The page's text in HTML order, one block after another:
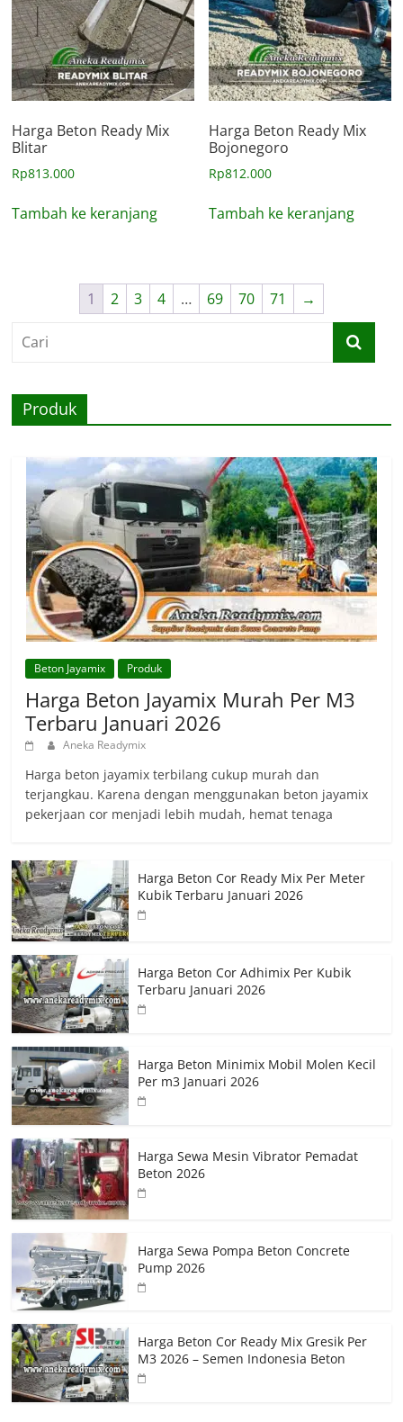
Harga Beton Ready Mix
Blitar
Rp813.000
Tambah ke keranjang
Harga Beton Ready Mix
Bojonegoro
Rp812.000
Tambah ke keranjang
1 2 3 4 … 69 70 71 →
Produk
Beton Jayamix Produk
Harga Beton Jayamix Murah Per M3
Terbaru Januari 2026
Aneka Readymix
Harga beton jayamix terbilang cukup murah dan
terjangkau. Karena dengan menggunakan beton jayamix
pekerjaan cor menjadi lebih mudah, hemat tenaga
Harga Beton Cor Ready Mix Per Meter
Kubik Terbaru Januari 2026
Harga Beton Cor Adhimix Per Kubik
Terbaru Januari 2026
Harga Beton Minimix Mobil Molen Kecil
Per m3 Januari 2026
Harga Sewa Mesin Vibrator Pemadat
Beton 2026
Harga Sewa Pompa Beton Concrete
Pump 2026
Harga Beton Cor Ready Mix Gresik Per
M3 2026 – Semen Indonesia Beton